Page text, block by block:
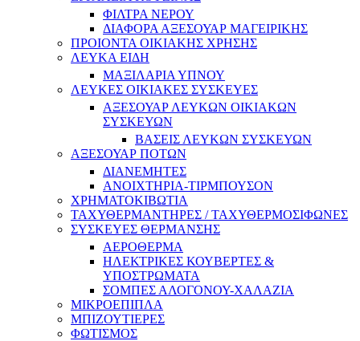
ΦΙΛΤΡΑ ΝΕΡΟΥ
ΔΙΑΦΟΡΑ ΑΞΕΣΟΥΑΡ ΜΑΓΕΙΡΙΚΗΣ
ΠΡΟΙΟΝΤΑ ΟΙΚΙΑΚΗΣ ΧΡΗΣΗΣ
ΛΕΥΚΑ ΕΙΔΗ
ΜΑΞΙΛΑΡΙΑ ΥΠΝΟΥ
ΛΕΥΚΕΣ ΟΙΚΙΑΚΕΣ ΣΥΣΚΕΥΕΣ
ΑΞΕΣΟΥΑΡ ΛΕΥΚΩΝ ΟΙΚΙΑΚΩΝ
ΣΥΣΚΕΥΩΝ
ΒΑΣΕΙΣ ΛΕΥΚΩΝ ΣΥΣΚΕΥΩΝ
ΑΞΕΣΟΥΑΡ ΠΟΤΩΝ
ΔΙΑΝΕΜΗΤΕΣ
ΑΝΟΙΧΤΗΡΙΑ-ΤΙΡΜΠΟΥΣΟΝ
ΧΡΗΜΑΤΟΚΙΒΩΤΙΑ
ΤΑΧΥΘΕΡΜΑΝΤΗΡΕΣ / ΤΑΧΥΘΕΡΜΟΣΙΦΩΝΕΣ
ΣΥΣΚΕΥΕΣ ΘΕΡΜΑΝΣΗΣ
ΑΕΡΟΘΕΡΜΑ
ΗΛΕΚΤΡΙΚΕΣ ΚΟΥΒΕΡΤΕΣ &
ΥΠΟΣΤΡΩΜΑΤΑ
ΣΟΜΠΕΣ ΑΛΟΓΟΝΟΥ-ΧΑΛΑΖΙΑ
ΜΙΚΡΟΕΠΙΠΛΑ
ΜΠΙΖΟΥΤΙΕΡΕΣ
ΦΩΤΙΣΜΟΣ